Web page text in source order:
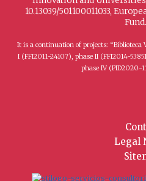
10.13039/501100011033,
It is a continuation of projects: “Biblioteca
I (FFI2011-24107), phase II (FFI2014-
phase IV (PID2020-
Legal